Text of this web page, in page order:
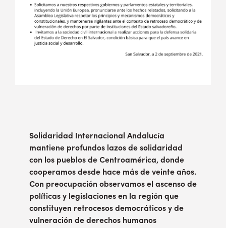
Solidaridad Internacional Andalucía
mantiene profundos lazos de solidaridad
con los pueblos de Centroamérica, donde
cooperamos desde hace más de veinte años.
Con preocupación observamos el ascenso de
políticas y legislaciones en la región que
constituyen retrocesos democráticos y de
vulneración de derechos humanos